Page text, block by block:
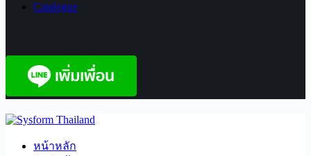
Catalogue
หน้าหลัก